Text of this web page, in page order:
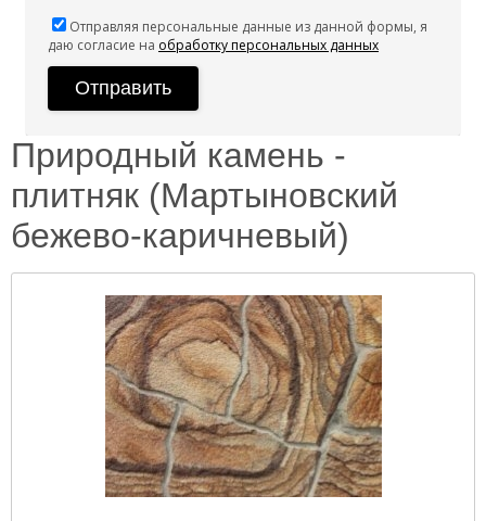
Отправляя персональные данные из данной формы, я
даю согласие на обработку персональных данных
Природный камень -
плитняк (Мартыновский
бежево-каричневый)